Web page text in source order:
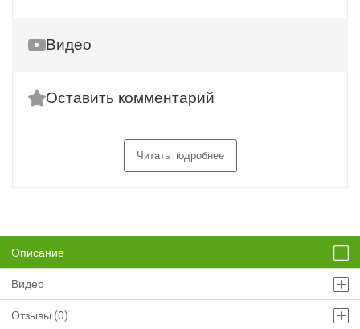
Видео
Оставить комментарий
Читать подробнее
Описание
Видео
Отзывы (0)